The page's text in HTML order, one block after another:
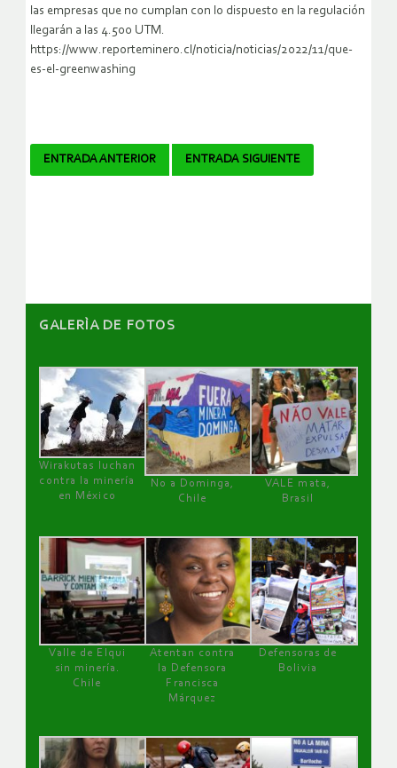
las empresas que no cumplan con lo dispuesto en la regulación
llegarán a las 4.500 UTM.
https://www.reporteminero.cl/noticia/noticias/2022/11/que-
es-el-greenwashing
Navegador
ENTRADA ANTERIOR ENTRADA SIGUIENTE
GALERÌA DE FOTOS
Wirakutas luchan
contra la minería
en México
No a Dominga,
Chile
VALE mata,
Brasil
Valle de Elqui
sin minería.
Chile
Atentan contra
la Defensora
Francisca
Márquez
Defensoras de
Bolivia